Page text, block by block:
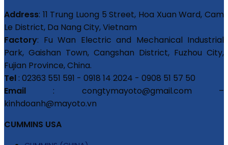
Address: 11 Trung Luong 5 Street, Hoa Xuan Ward, Cam
Le District, Da Nang City, Vietnam
Factory: Fu Wan Electric and Mechanical Industrial
Park, Gaishan Town, Cangshan District, Fuzhou City,
Fujian Province, China.
Tel : 02363 551 591 - 0918 14 2024 - 0908 51 57 50
Email : congtymayoto@gmail.com –
kinhdoanh@mayoto.vn
CUMMINS USA